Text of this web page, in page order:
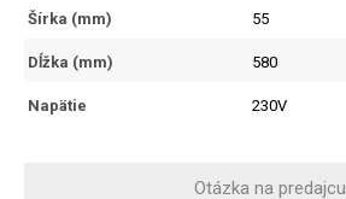
Šírka (mm) 55
Dĺžka (mm) 580
Napätie 230V
Otázka na predajcu